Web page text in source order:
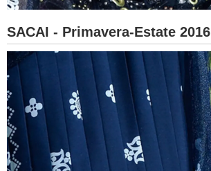
SACAI - Primavera-Estate 2016